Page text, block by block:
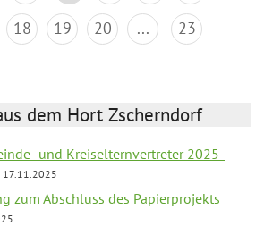
18 19 20 ... 23
dem Hort Zscherndorf
und Kreiselternvertreter 2025-
17.11.2025
zum Abschluss des Papierprojekts